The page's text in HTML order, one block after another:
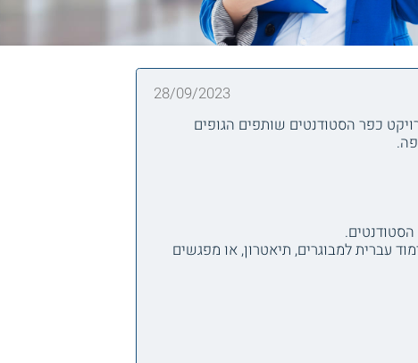
28/09/2023
כפר הסטודנטים שותפים הגופים
עברית למבוגרים, תיאטרון, או מפגשים